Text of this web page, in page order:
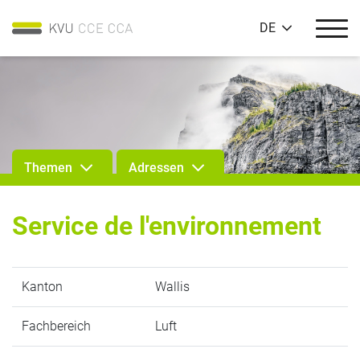
DE
Themen Adressen
Service de l'environnement
Kanton Wallis
Fachbereich Luft